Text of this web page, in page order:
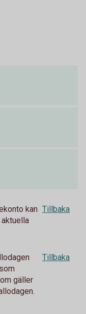
kan Tillbaka
gäller
Tillbaka